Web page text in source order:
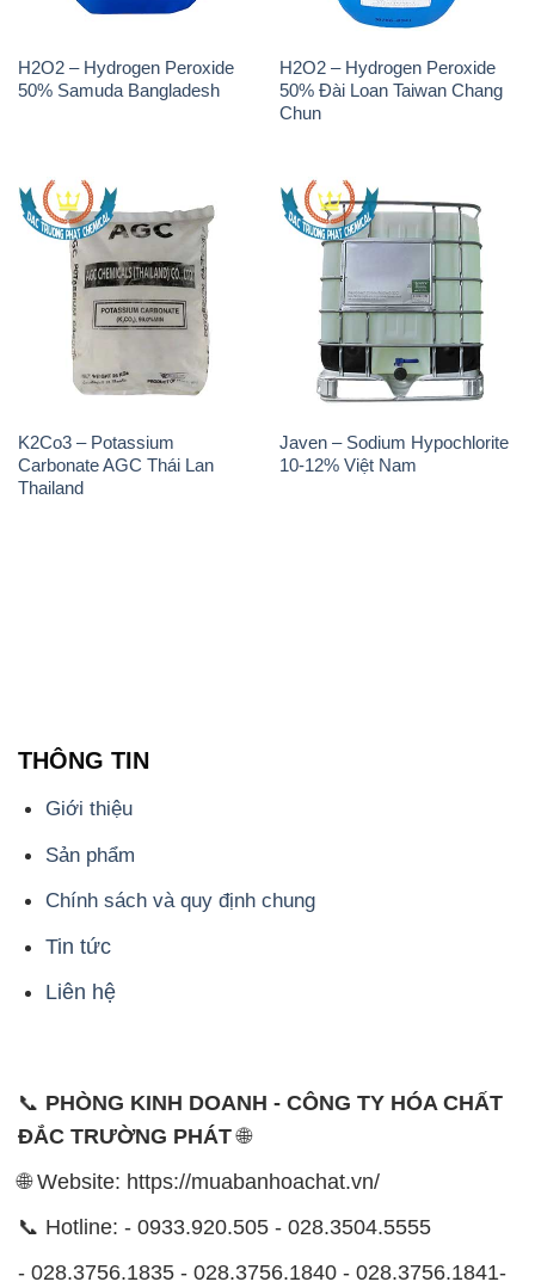
H2O2 – Hydrogen Peroxide
50% Samuda Bangladesh
H2O2 – Hydrogen Peroxide
50% Đài Loan Taiwan Chang
Chun
K2Co3 – Potassium
Carbonate AGC Thái Lan
Thailand
Javen – Sodium Hypochlorite
10-12% Việt Nam
THÔNG TIN
Giới thiệu
Sản phẩm
Chính sách và quy định chung
Tin tức
Liên hệ
📞 PHÒNG KINH DOANH - CÔNG TY HÓA CHẤT
ĐẮC TRƯỜNG PHÁT🌐
🌐 Website: https://muabanhoachat.vn/
📞 Hotline: - 0933.920.505 - 028.3504.5555
- 028.3756.1835 - 028.3756.1840 - 028.3756.1841-